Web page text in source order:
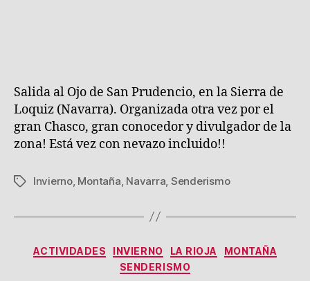
Salida al Ojo de San Prudencio, en la Sierra de
Loquiz (Navarra). Organizada otra vez por el
gran Chasco, gran conocedor y divulgador de la
zona! Está vez con nevazo incluido!!
Etiquetas
Invierno, Montaña Navarra Senderismo
Categorías
ACTIVIDADES INVIERNO LA RIOJA
MONTAÑA
SENDERISMO